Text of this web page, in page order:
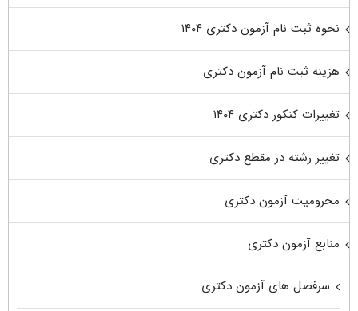
نحوه ثبت نام آزمون دکتری ۱۴۰۴
هزینه ثبت نام آزمون دکتری
تغییرات کنکور دکتری ۱۴۰۴
تغییر رشته در مقطع دکتری
محرومیت آزمون دکتری
منابع آزمون دکتری
سرفصل های آزمون دکتری